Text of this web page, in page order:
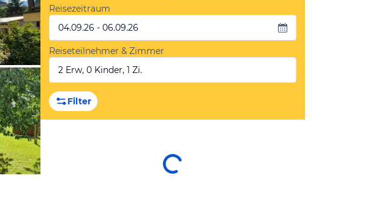
Reisezeitraum
04.09.26 - 06.09.26
Reiseteilnehmer & Zimmer
2 Erw, 0 Kinder, 1 Zi.
Filter